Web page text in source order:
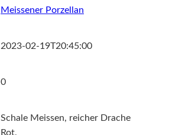
Meissener Porzellan
2023-02-19T20:45:00
0
Schale Meissen, reicher Drache
Rot,